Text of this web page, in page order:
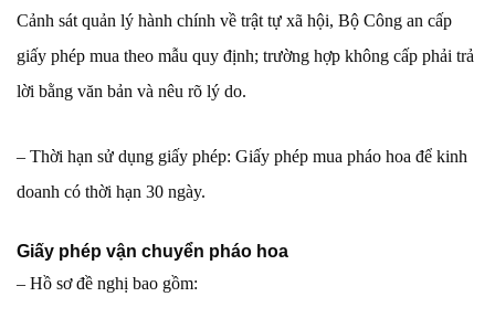
Cảnh sát quản lý hành chính về trật tự xã hội, Bộ Công an cấp
giấy phép mua theo mẫu quy định; trường hợp không cấp phải trả
lời bằng văn bản và nêu rõ lý do.
– Thời hạn sử dụng giấy phép: Giấy phép mua pháo hoa để kinh
doanh có thời hạn 30 ngày.
Giấy phép vận chuyển pháo hoa
– Hồ sơ đề nghị bao gồm: